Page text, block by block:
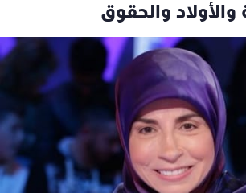
والأولاد والحقوق
فن
رياضة